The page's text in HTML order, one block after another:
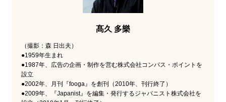
髙久 多樂
（撮影：森 日出夫）
●1959年生まれ
●1987年、広告の企画・制作を営む株式会社コンパス・ポイントを
設立
●2002年、月刊『fooga』を創刊（2010年、刊行終了）
●2009年、『Japanist』を編集・発行するジャパニスト株式会社を